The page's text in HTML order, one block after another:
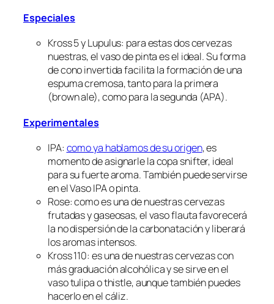
Especiales
Kross 5 y Lupulus: para estas dos cervezas
nuestras, el vaso de pinta es el ideal. Su forma
de cono invertida facilita la formación de una
espuma cremosa, tanto para la primera
(brown ale), como para la segunda (APA).
Experimentales
IPA: como ya hablamos de su origen, es
momento de asignarle la copa snifter, ideal
para su fuerte aroma. También puede servirse
en el Vaso IPA o pinta.
Rose: como es una de nuestras cervezas
frutadas y gaseosas, el vaso flauta favorecerá
la no dispersión de la carbonatación y liberará
los aromas intensos.
Kross 110: es una de nuestras cervezas con
más graduación alcohólica y se sirve en el
vaso tulipa o thistle, aunque también puedes
hacerlo en el cáliz.